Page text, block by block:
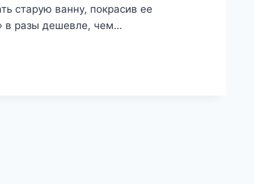
старую ванну, покрасив ее
в разы дешевле, чем…